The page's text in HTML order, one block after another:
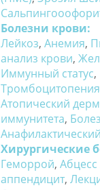
Болезни крови:
Лейкоз, Анемия,
анализ крови,
Иммунный статус,
Тромбоцитопения
Атопический
иммунитета,
Хирургические
Геморрой, Абцесс
аппендицит,